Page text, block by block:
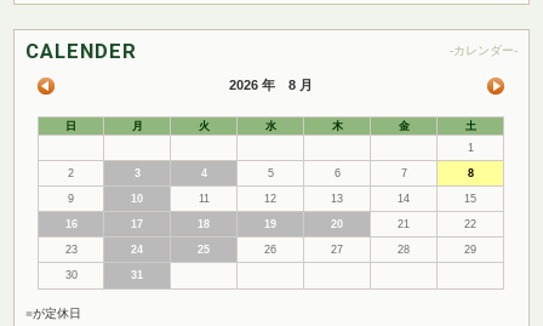
CALENDER -カレンダー-
2026 年 8 月
日 月 火 水 木 金
土
1
2 3 4 5 6 7 8
9 10 11 12 13 14 15
16 17 18 19 20 21 22
23 24 25 26 27 28 29
30 31
■が定休日